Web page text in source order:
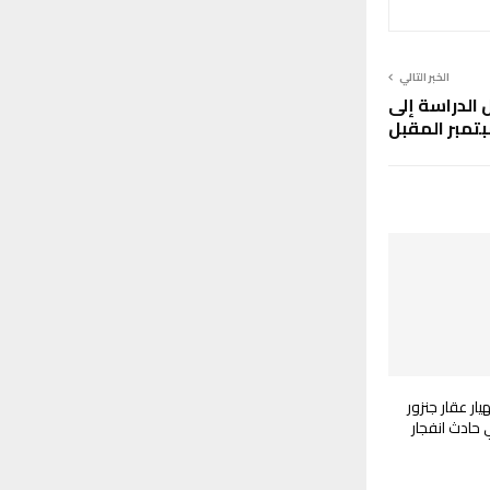
الخبر التالي
الدراسة إلى
المقبل
عقار جنزور
انفجار